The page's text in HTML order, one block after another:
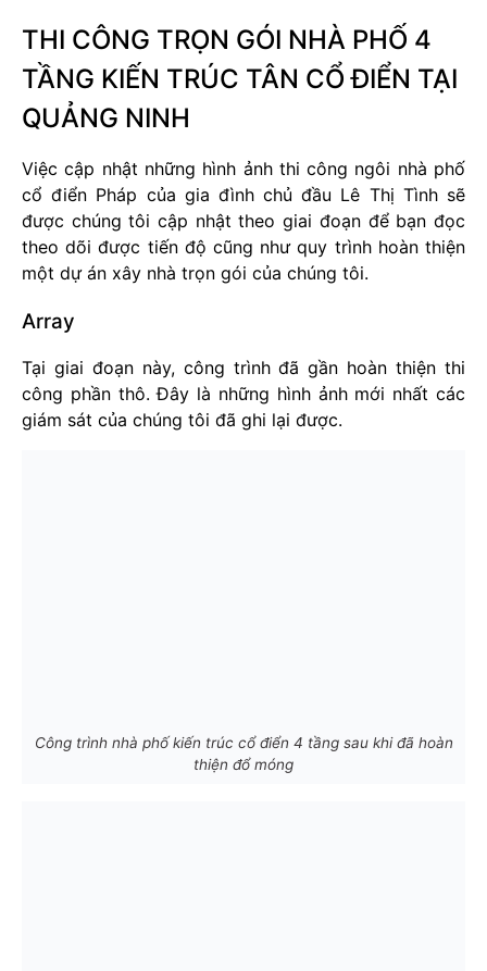
THI CÔNG TRỌN GÓI NHÀ PHỐ 4
TẦNG KIẾN TRÚC TÂN CỔ ĐIỂN TẠI
QUẢNG NINH
Việc cập nhật những hình ảnh thi công ngôi nhà phố
cổ điển Pháp của gia đình chủ đầu Lê Thị Tình sẽ
được chúng tôi cập nhật theo giai đoạn để bạn đọc
theo dõi được tiến độ cũng như quy trình hoàn thiện
một dự án xây nhà trọn gói của chúng tôi.
Array
Tại giai đoạn này, công trình đã gần hoàn thiện thi
công phần thô. Đây là những hình ảnh mới nhất các
giám sát của chúng tôi đã ghi lại được.
Công trình nhà phố kiến trúc cổ điển 4 tầng sau khi đã hoàn
thiện đổ móng